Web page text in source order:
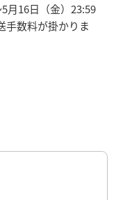
月16日（金）23:59
手数料が掛かりま